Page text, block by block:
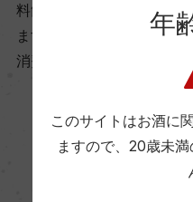
有機JAS認証
ー
コンクール入賞歴
(NV)ジャパン ワイン
ラアワード 2022 金賞/
料飲店様には帳合酒販店
ます。
消費者様には酒販店様の紹
お取り寄せ可
年
このサイトはお酒に
ますので、 20歳未満